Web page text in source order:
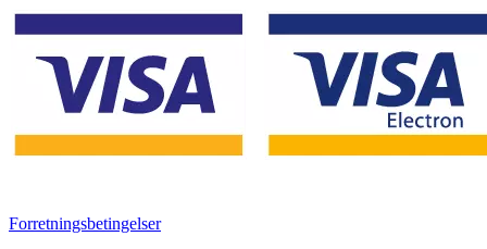
Forretningsbetingelser